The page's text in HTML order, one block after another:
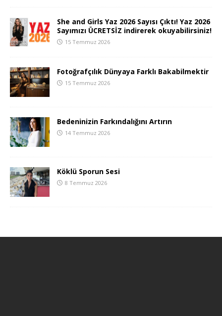
She and Girls Yaz 2026 Sayısı Çıktı! Yaz 2026
Sayımızı ÜCRETSİZ indirerek okuyabilirsiniz!
15 Temmuz 2026
Fotoğrafçılık Dünyaya Farklı Bakabilmektir
15 Temmuz 2026
Bedeninizin Farkındalığını Artırın
14 Temmuz 2026
Köklü Sporun Sesi
8 Temmuz 2026